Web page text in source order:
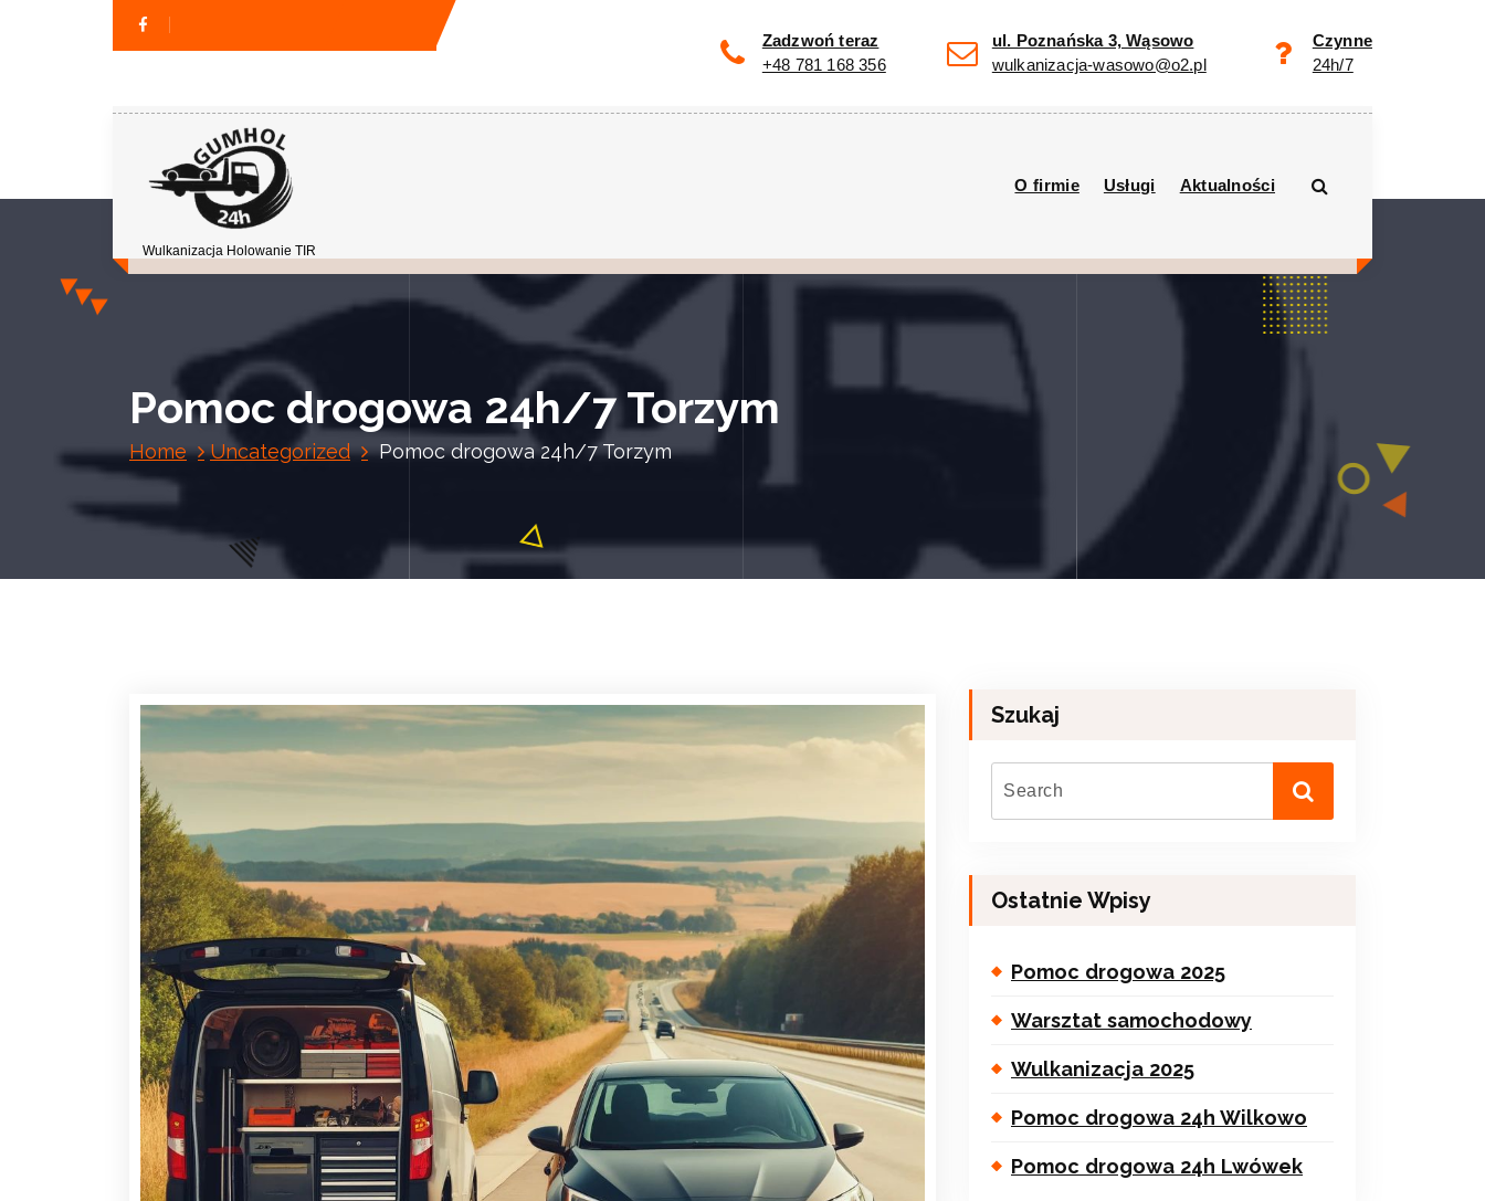
Zadzwoń teraz
+48 781 168 356
ul. Poznańska 3, Wąsowo
wulkanizacja-wasowo@o2.pl
Czynne
24h/7
Wulkanizacja Holowanie TIR
O firmie Usługi Aktualności
Pomoc drogowa 24h/7 Torzym
Home Uncategorized Pomoc drogowa 24h/7 Torzym
Szukaj
Ostatnie Wpisy
Pomoc drogowa 2025
Warsztat samochodowy
Wulkanizacja 2025
Pomoc drogowa 24h Wilkowo
Pomoc drogowa 24h Lwówek